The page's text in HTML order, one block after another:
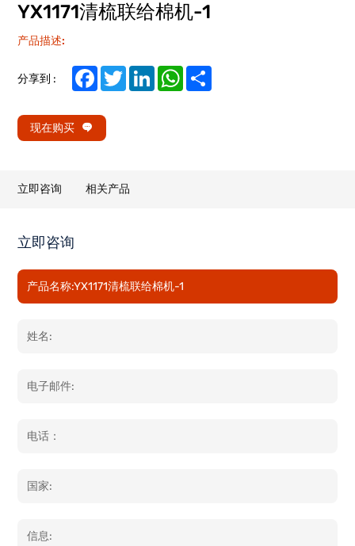
YX1171清梳联给棉机-1
产品描述:
分享到 : FacebookTwitterLinkedInWhatsApp
现在购买
立即咨询 相关产品
立即咨询